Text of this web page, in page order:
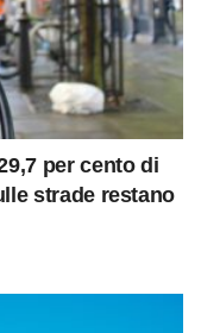
per cento di
strade restano